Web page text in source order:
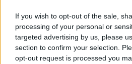
If you wish to opt-out of the sale,
processing of your personal or
targeted advertising by us, please
section to confirm your selection.
opt-out request is processed you